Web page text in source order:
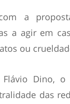
a
a agir em
ou
Dino,
das